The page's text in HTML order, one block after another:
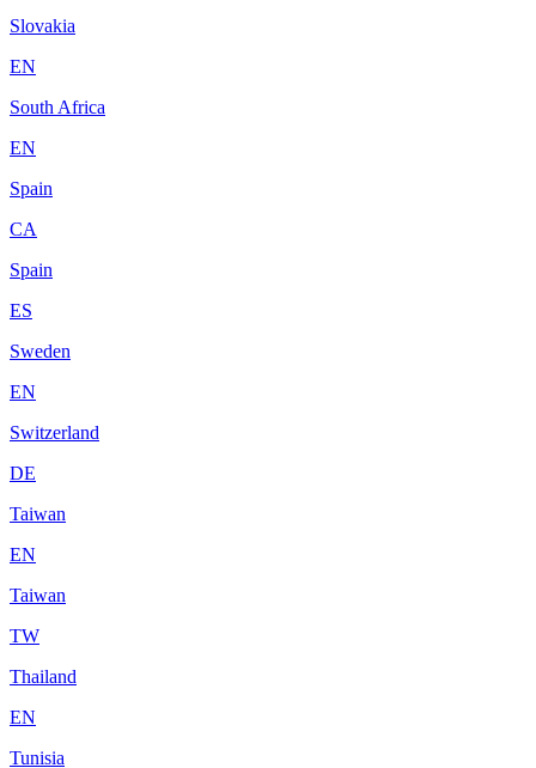
Slovakia
EN
South Africa
EN
Spain
CA
Spain
ES
Sweden
EN
Switzerland
DE
Taiwan
EN
Taiwan
TW
Thailand
EN
Tunisia